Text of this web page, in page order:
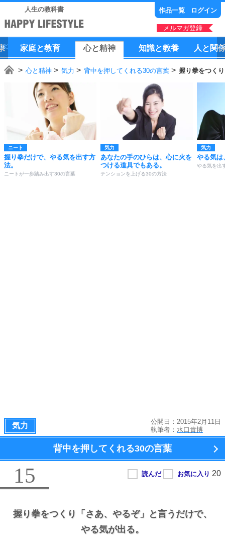
人生の教科書 作品一覧 ログイン
メルマガ登録
家庭と教育 心と精神 知識と教養 人 と 関
心と精神 気力 背中を押してくれる30の言葉 握り拳をつく
ニート
握り拳だけで、やる気を出す方
法。
ニートが一歩踏み出す30の言葉
気力
あなたの手のひらは、心に火を
つける道具でもある。
テンションを上げる30の方法
気力
やる気は
やる気を出
気力
公開日：2015年2月11日
執筆者： 水口貴博
背中を押してくれる30の言葉
15
握り拳をつくり 「さあ、 やるぞ」と言うだけで、
やる気が出る。